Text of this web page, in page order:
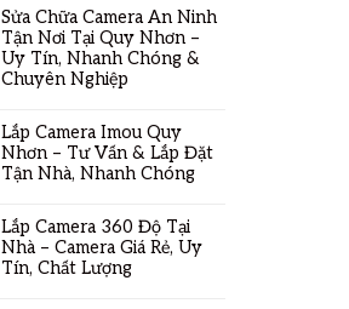
Sửa Chữa Camera An Ninh
Tận Nơi Tại Quy Nhơn –
Uy Tín, Nhanh Chóng &
Chuyên Nghiệp
Lắp Camera Imou Quy
Nhơn – Tư Vấn & Lắp Đặt
Tận Nhà, Nhanh Chóng
Lắp Camera 360 Độ Tại
Nhà – Camera Giá Rẻ, Uy
Tín, Chất Lượng